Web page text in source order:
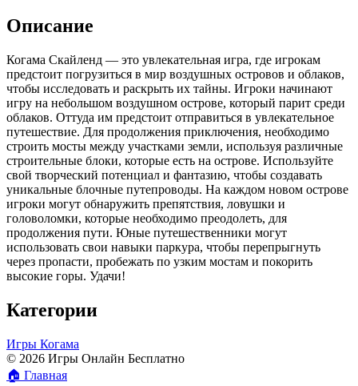
Описание
Когама Скайленд — это увлекательная игра, где игрокам
предстоит погрузиться в мир воздушных островов и облаков,
чтобы исследовать и раскрыть их тайны. Игроки начинают
игру на небольшом воздушном острове, который парит среди
облаков. Оттуда им предстоит отправиться в увлекательное
путешествие. Для продолжения приключения, необходимо
строить мосты между участками земли, используя различные
строительные блоки, которые есть на острове. Используйте
свой творческий потенциал и фантазию, чтобы создавать
уникальные блочные путепроводы. На каждом новом острове
игроки могут обнаружить препятствия, ловушки и
головоломки, которые необходимо преодолеть, для
продолжения пути. Юные путешественники могут
использовать свои навыки паркура, чтобы перепрыгнуть
через пропасти, пробежать по узким мостам и покорить
высокие горы. Удачи!
Категории
Игры Когама
© 2026 Игры Онлайн Бесплатно
🏠 Главная